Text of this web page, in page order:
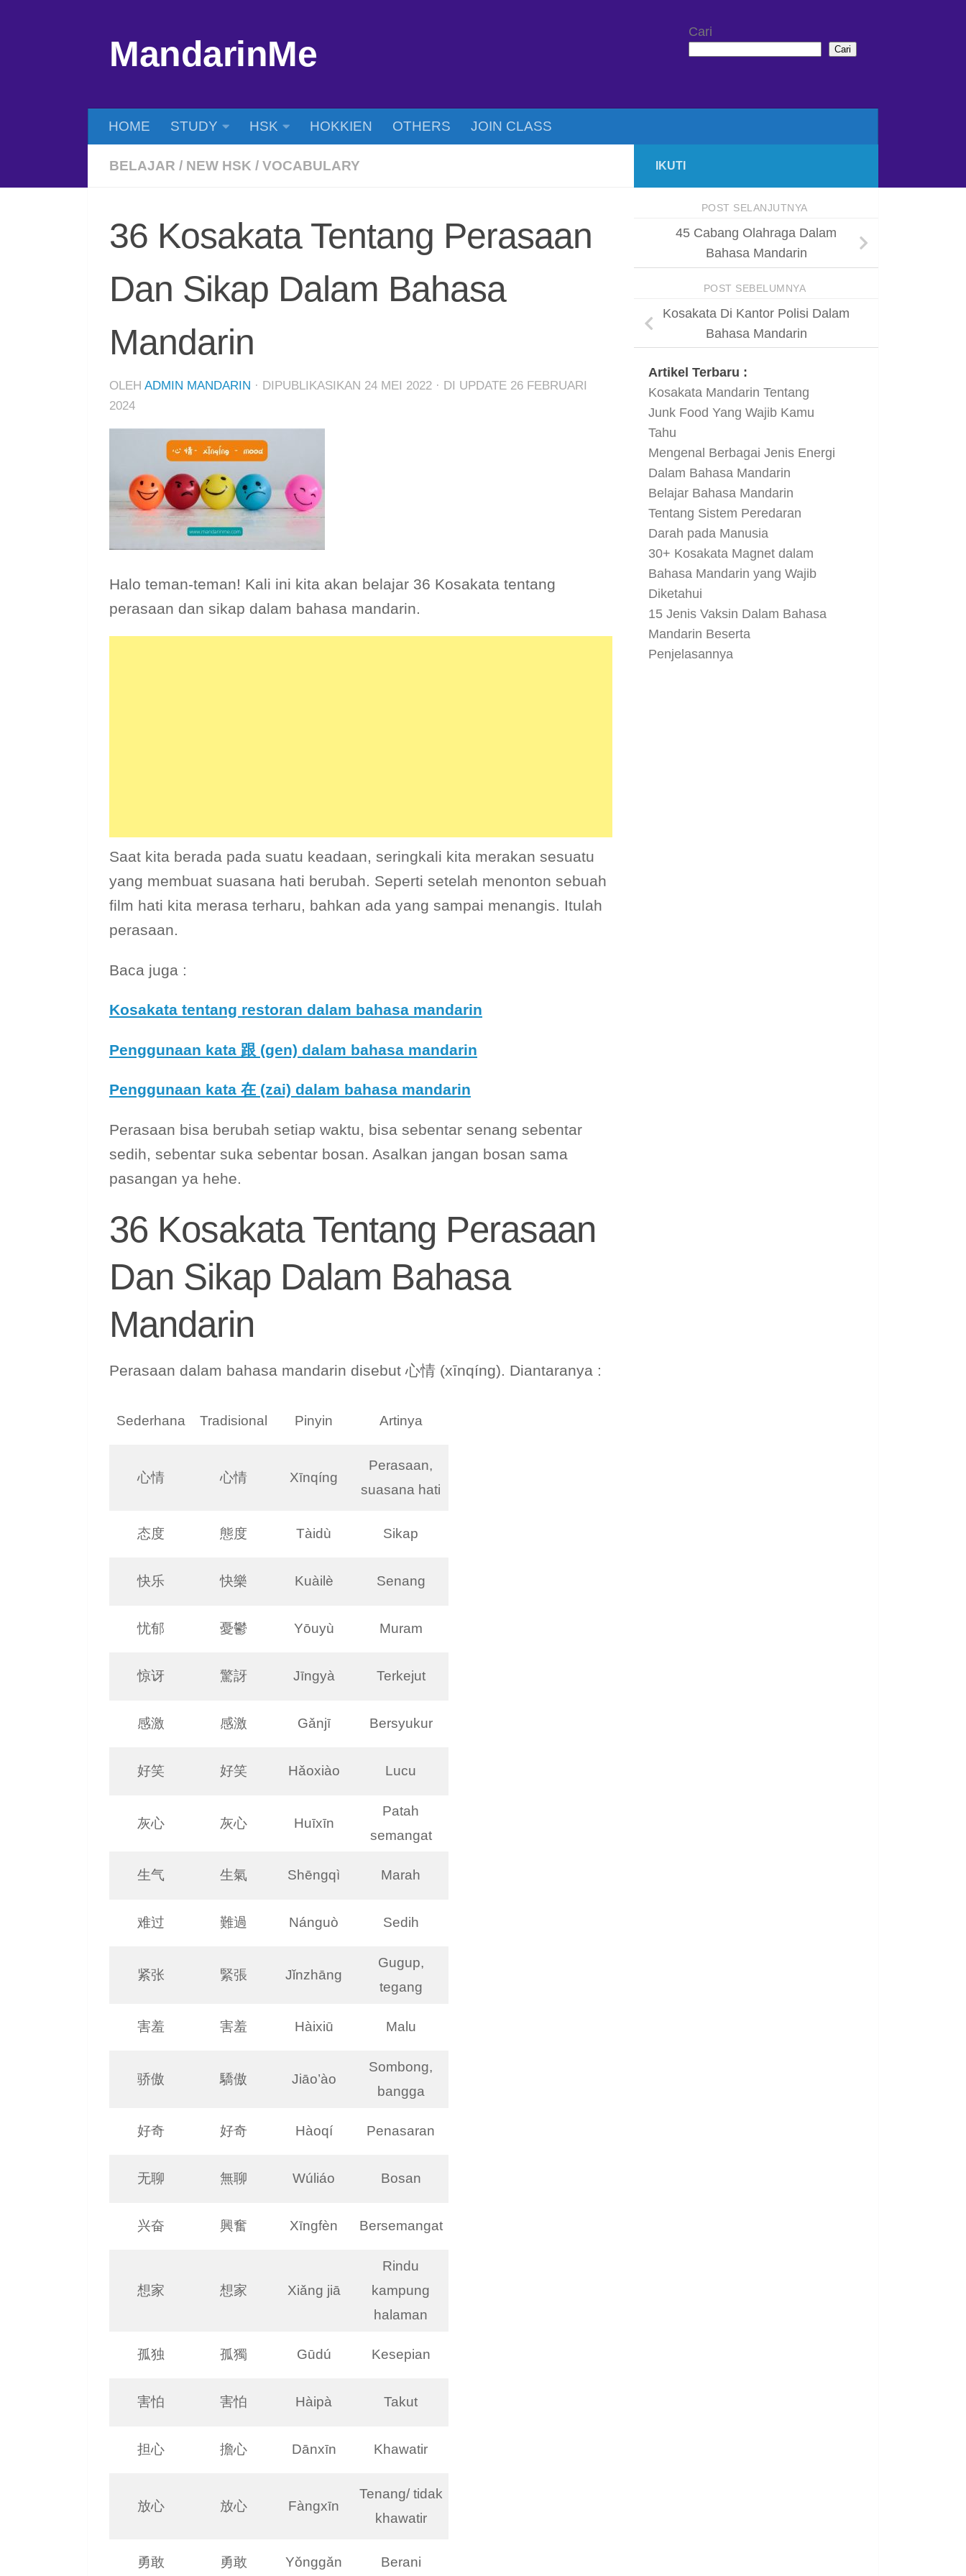
MandarinMe
Cari
Cari
HOME STUDY HSK HOKKIEN OTHERS JOIN CLASS
BELAJAR / NEW HSK / VOCABULARY
36 Kosakata Tentang Perasaan
Dan Sikap Dalam Bahasa
Mandarin
OLEH ADMIN MANDARIN · DIPUBLIKASIKAN 24 MEI 2022 · DI UPDATE 26 FEBRUARI
2024
Halo teman-teman! Kali ini kita akan belajar 36 Kosakata tentang
perasaan dan sikap dalam bahasa mandarin.
Saat kita berada pada suatu keadaan, seringkali kita merakan sesuatu
yang membuat suasana hati berubah. Seperti setelah menonton sebuah
film hati kita merasa terharu, bahkan ada yang sampai menangis. Itulah
perasaan.
Baca juga :
Kosakata tentang restoran dalam bahasa mandarin
Penggunaan kata 跟 (gen) dalam bahasa mandarin
Penggunaan kata 在 (zai) dalam bahasa mandarin
Perasaan bisa berubah setiap waktu, bisa sebentar senang sebentar
sedih, sebentar suka sebentar bosan. Asalkan jangan bosan sama
pasangan ya hehe.
36 Kosakata Tentang Perasaan
Dan Sikap Dalam Bahasa
Mandarin
Perasaan dalam bahasa mandarin disebut 心情 (xīnqíng). Diantaranya :
Sederhana Tradisional Pinyin Artinya
心情 心情 Xīnqíng
Perasaan,
suasana hati
态度 態度 Tàidù Sikap
快乐 快樂 Kuàilè Senang
忧郁 憂鬱 Yōuyù Muram
惊讶 驚訝 Jīngyà Terkejut
感激 感激 Gǎnjī Bersyukur
好笑 好笑 Hǎoxiào Lucu
灰心 灰心 Huīxīn
Patah
semangat
生气 生氣 Shēngqì Marah
难过 難過 Nánguò Sedih
紧张 緊張 Jǐnzhāng
Gugup,
tegang
害羞 害羞 Hàixiū Malu
骄傲 驕傲 Jiāo’ào
Sombong,
bangga
好奇 好奇 Hàoqí Penasaran
无聊 無聊 Wúliáo Bosan
兴奋 興奮 Xīngfèn Bersemangat
想家 想家 Xiǎng jiā
Rindu
kampung
halaman
孤独 孤獨 Gūdú Kesepian
害怕 害怕 Hàipà Takut
担心 擔心 Dānxīn Khawatir
放心 放心 Fàngxīn
Tenang/ tidak
khawatir
勇敢 勇敢 Yǒnggǎn Berani
IKUTI
POST SELANJUTNYA
45 Cabang Olahraga Dalam
Bahasa Mandarin
POST SEBELUMNYA
Kosakata Di Kantor Polisi Dalam
Bahasa Mandarin
Artikel Terbaru :
Kosakata Mandarin Tentang
Junk Food Yang Wajib Kamu
Tahu
Mengenal Berbagai Jenis Energi
Dalam Bahasa Mandarin
Belajar Bahasa Mandarin
Tentang Sistem Peredaran
Darah pada Manusia
30+ Kosakata Magnet dalam
Bahasa Mandarin yang Wajib
Diketahui
15 Jenis Vaksin Dalam Bahasa
Mandarin Beserta
Penjelasannya